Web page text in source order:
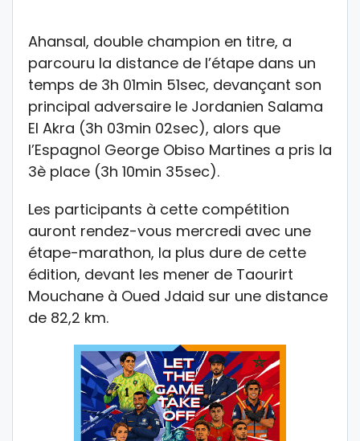
Ahansal, double champion en titre, a
parcouru la distance de l’étape dans un
temps de 3h 01min 51sec, devançant son
principal adversaire le Jordanien Salama
El Akra (3h 03min 02sec), alors que
l’Espagnol George Obiso Martines a pris la
3è place (3h 10min 35sec).
Les participants à cette compétition
auront rendez-vous mercredi avec une
étape-marathon, la plus dure de cette
édition, devant les mener de Taourirt
Mouchane à Oued Jdaid sur une distance
de 82,2 km.